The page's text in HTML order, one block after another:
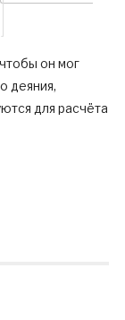
он мог
деяния,
для расчёта